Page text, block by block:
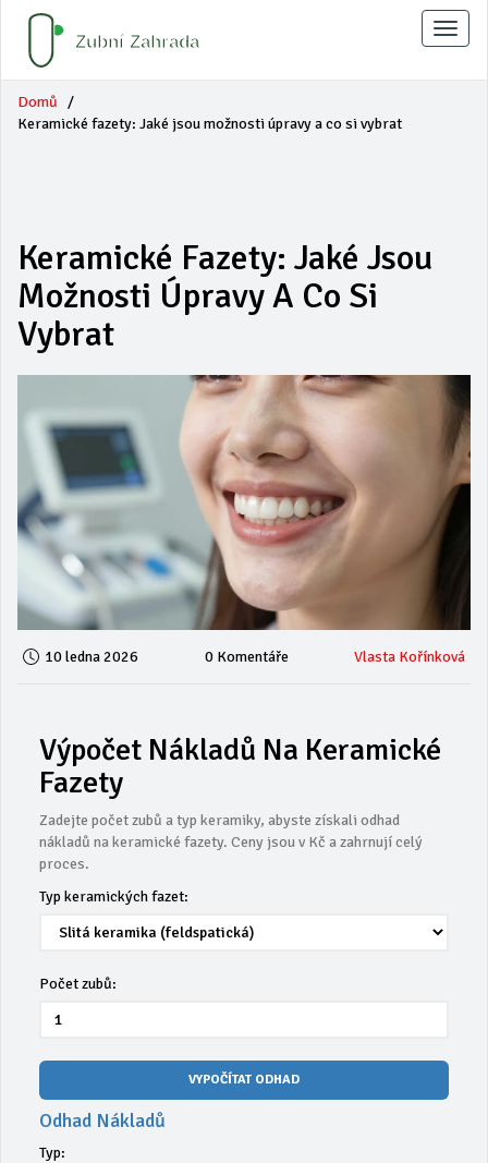
Domů
Keramické fazety: Jaké jsou možnosti úpravy a co si vybrat
Keramické Fazety: Jaké Jsou
Možnosti Úpravy A Co Si
Vybrat
10 ledna 2026 0 Komentáře Vlasta Kořínková
Výpočet Nákladů Na Keramické
Fazety
Zadejte počet zubů a typ keramiky, abyste získali odhad
nákladů na keramické fazety. Ceny jsou v Kč a zahrnují celý
proces.
Typ keramických fazet:
Počet zubů:
VYPOČÍTAT ODHAD
Odhad Nákladů
Typ: